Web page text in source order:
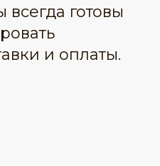
готовы
и оплаты.